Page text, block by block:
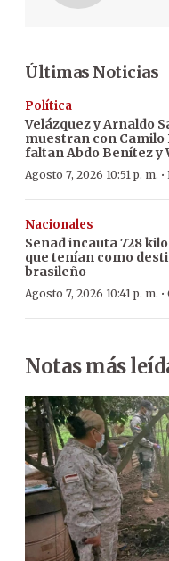
Últimas Noticias
Política
Velázquez y Arnaldo
muestran con Camilo
faltan Abdo Benítez y
Agosto 7, 2026 10:51 p. m. ·
Nacionales
Senad incauta 728
que tenían como
brasileño
Agosto 7, 2026 10:41 p. m. ·
Notas más